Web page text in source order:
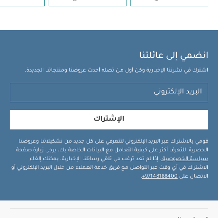
انضمي إلى عائلتنا
اشترك في نشرتنا الإخبارية وكن أول من تصله أحدث عروضنا ومنتجاتنا الجديدة.
الإشتراك
قومي بالاشتراك عبر البريد الإلكتروني لتتعرفي على كل جديد من تشكيلاتنا وعروضنا
الحصرية. للتعرف أكثر على كيفية التعامل مع البيانات الخاصة بك، يرجى زيارة صفحة
سياسة الخصوصية . إذا لم تعد ترغب في تلقي رسائلنا الإخبارية، يمكنك إلغاء
الاشتراك في أي وقت عبر التواصل مع فريق خدمة العملاء من خلال البريد الإلكتروني أو
الاتصال على 97148188400+
.